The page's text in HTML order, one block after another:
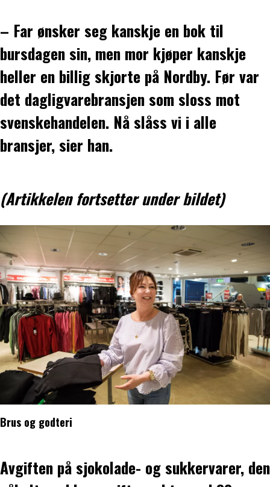
– Far ønsker seg kanskje en bok til
bursdagen sin, men mor kjøper kanskje
heller en billig skjorte på Nordby. Før var
det dagligvarebransjen som sloss mot
svenskehandelen. Nå slåss vi i alle
bransjer, sier han.
(Artikkelen fortsetter under bildet)
Brus og godteri
Avgiften på sjokolade- og sukkervarer, den